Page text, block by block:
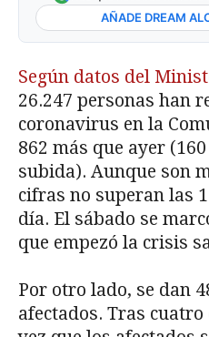
AÑADE DREAM
Según datos del
26.247 personas han
coronavirus en la
862 más que ayer
subida). Aunque son
cifras no superan las
día. El sábado se
que empezó la crisis
Por otro lado, se dan
afectados. Tras